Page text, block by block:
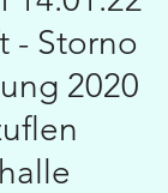
- Storno
2020